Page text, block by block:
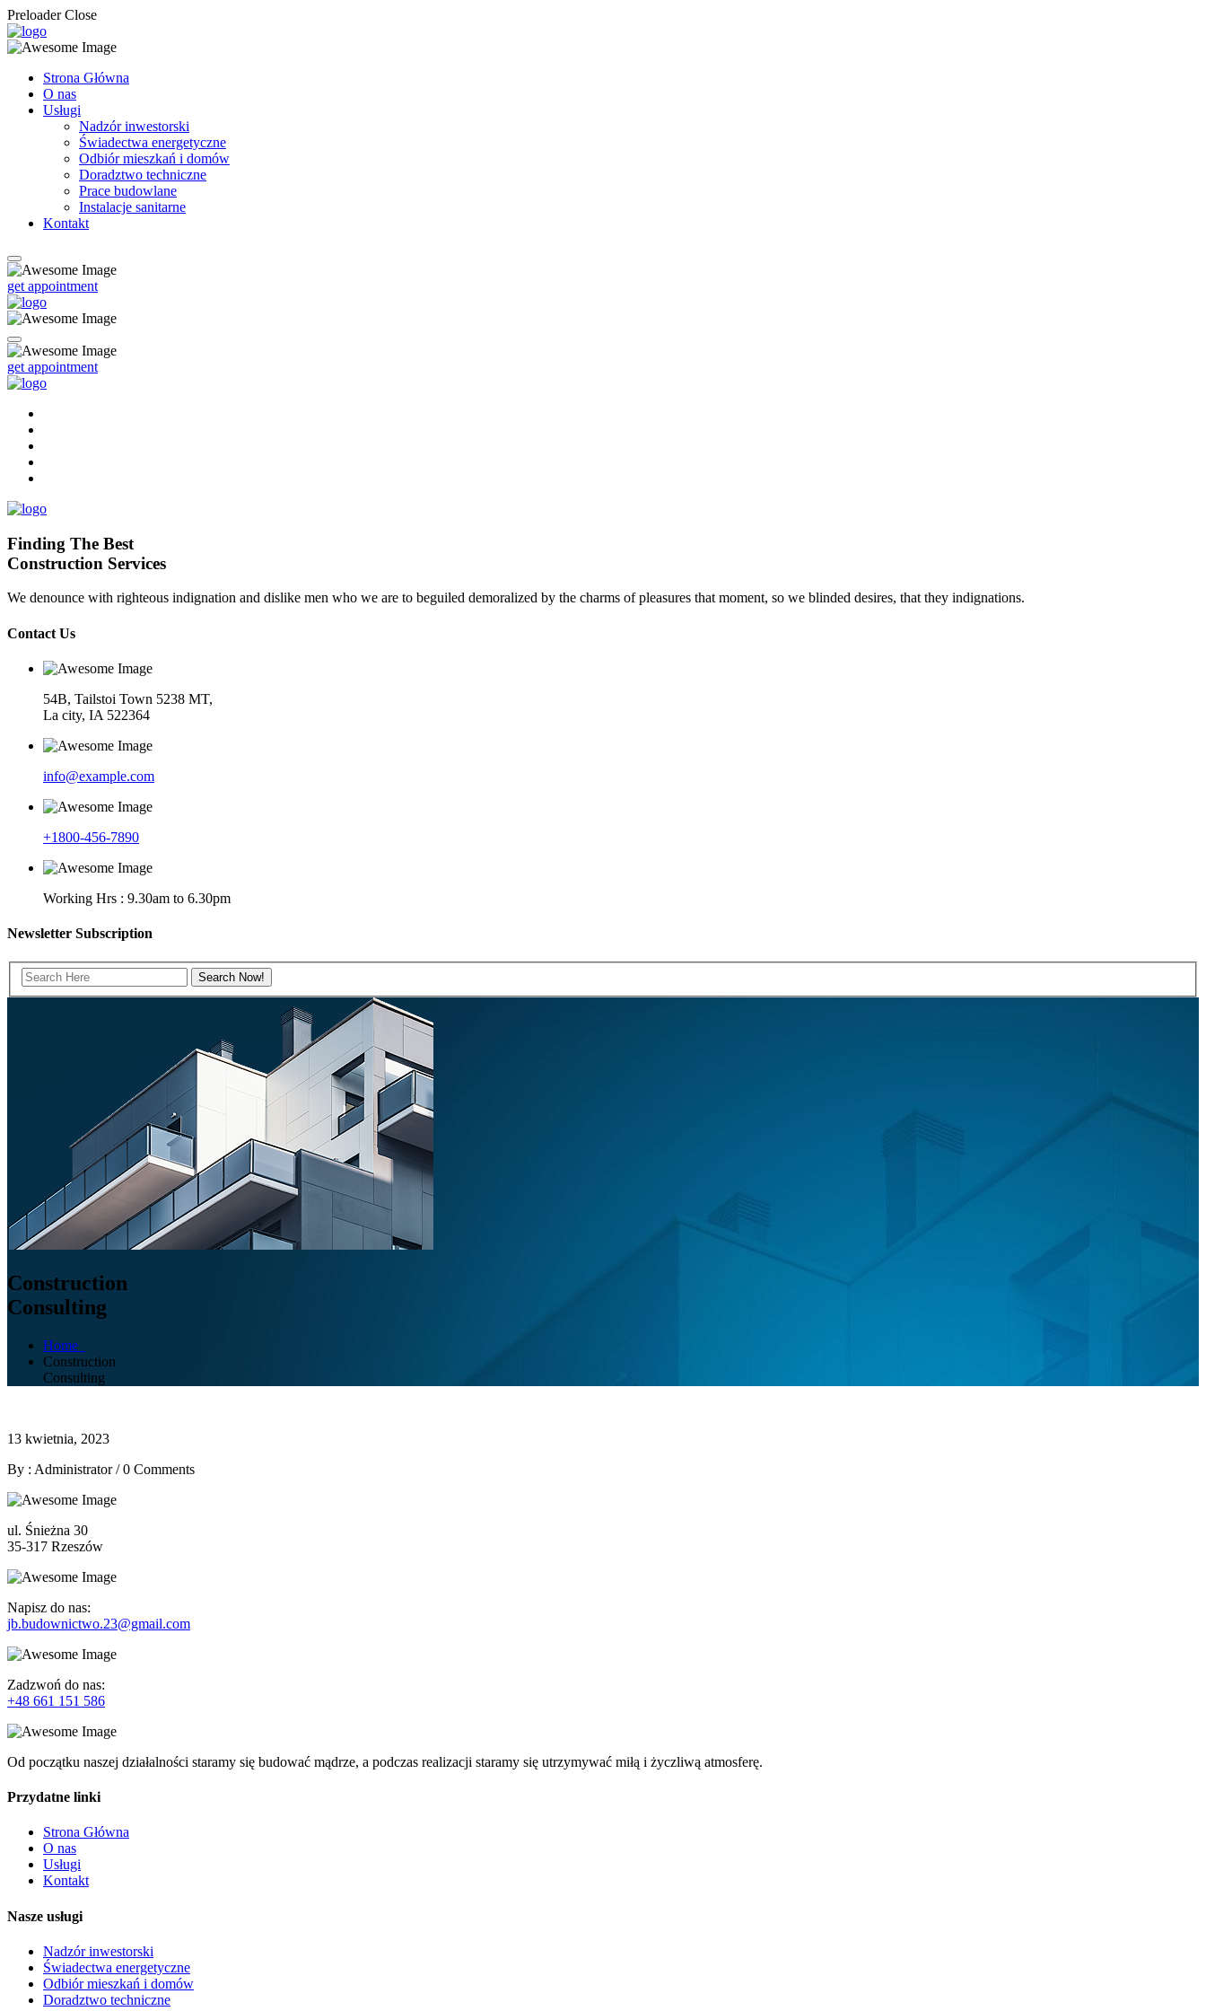
Preloader Close
Strona Główna
O nas
Usługi
Nadzór inwestorski
Świadectwa energetyczne
Odbiór mieszkań i domów
Doradztwo techniczne
Prace budowlane
Instalacje sanitarne
Kontakt
get appointment
get appointment
Finding The Best
Construction Services
We denounce with righteous indignation and dislike men who we are to beguiled demoralized by the charms of pleasures that moment, so we blinded desires, that they indignations.
Contact Us
54B, Tailstoi Town 5238 MT,
La city, IA 522364
info@example.com
+1800-456-7890
Working Hrs : 9.30am to 6.30pm
Newsletter Subscription
Construction
Consulting
Home
Construction
Consulting
13 kwietnia, 2023
By : Administrator/0 Comments
ul. Śnieżna 30
35-317 Rzeszów
Napisz do nas:
jb.budownictwo.23@gmail.com
Zadzwoń do nas:
+48 661 151 586
Od początku naszej działalności staramy się budować mądrze, a podczas realizacji staramy się utrzymywać miłą i życzliwą atmosferę.
Przydatne linki
Strona Główna
O nas
Usługi
Kontakt
Nasze usługi
Nadzór inwestorski
Świadectwa energetyczne
Odbiór mieszkań i domów
Doradztwo techniczne